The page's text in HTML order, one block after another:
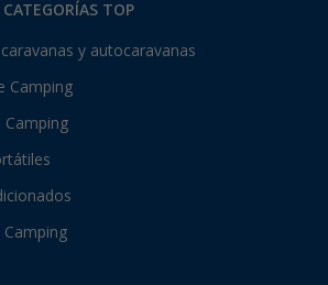
TOP
y autocaravanas
Camping
Camping
Camping